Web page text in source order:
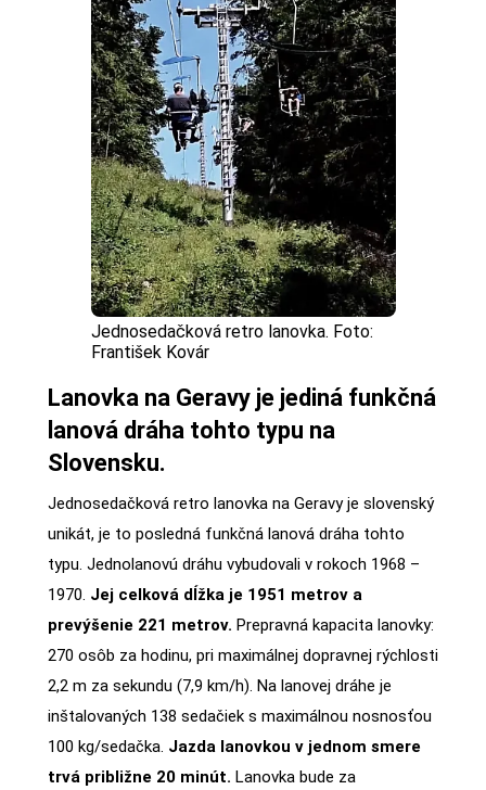
Jednosedačková retro lanovka. Foto:
František Kovár
Lanovka na Geravy je jediná funkčná
lanová dráha tohto typu na
Slovensku.
Jednosedačková retro lanovka na Geravy je slovenský
unikát, je to posledná funkčná lanová dráha tohto
typu. Jednolanovú dráhu vybudovali v rokoch 1968 –
1970. Jej celková dĺžka je 1951 metrov a
prevýšenie 221 metrov. Prepravná kapacita lanovky:
270 osôb za hodinu, pri maximálnej dopravnej rýchlosti
2,2 m za sekundu (7,9 km/h). Na lanovej dráhe je
inštalovaných 138 sedačiek s maximálnou nosnosťou
100 kg/sedačka. Jazda lanovkou v jednom smere
trvá približne 20 minút. Lanovka bude za